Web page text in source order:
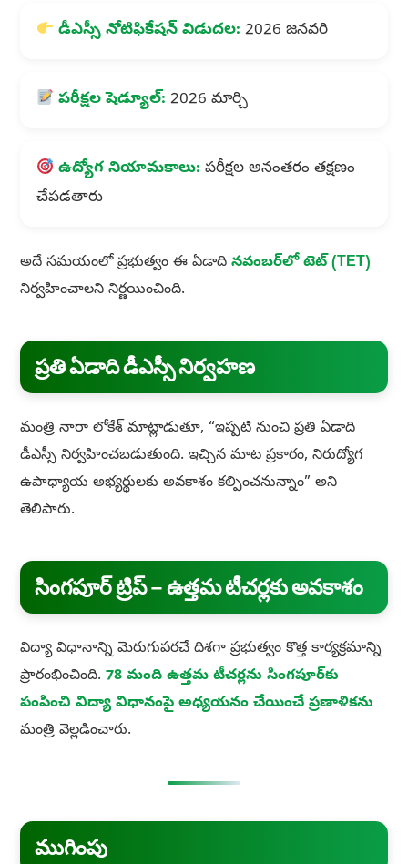
డీఎస్సీ నోటిఫికేషన్‌ విడుదల: 2026 జనవరి
పరీక్షల షెడ్యూల్: 2026 మార్చి
ఉద్యోగ నియామకాలు: పరీక్షల అనంతరం తక్షణం
చేపడతారు
అదే సమయంలో ప్రభుత్వం ఈ ఏడాది నవంబర్‌లో టెట్‌ (TET)
నిర్వహించాలని నిర్ణయించింది.
ప్రతి ఏడాది డీఎస్సీ నిర్వహణ
మంత్రి నారా లోకేశ్‌ మాట్లాడుతూ, “ఇప్పటి నుంచి ప్రతి ఏడాది
డీఎస్సీ నిర్వహించబడుతుంది. ఇచ్చిన మాట ప్రకారం, నిరుద్యోగ
ఉపాధ్యాయ అభ్యర్థులకు అవకాశం కల్పించనున్నాం” అని
తెలిపారు.
సింగపూర్‌ ట్రిప్‌ – ఉత్తమ టీచర్లకు అవకాశం
విద్యా విధానాన్ని మెరుగుపరచే దిశగా ప్రభుత్వం కొత్త కార్యక్రమాన్ని
ప్రారంభించింది. 78 మంది ఉత్తమ టీచర్లను సింగపూర్‌కు
పంపించి విద్యా విధానంపై అధ్యయనం చేయించే ప్రణాళికను
మంత్రి వెల్లడించారు.
ముగింపు